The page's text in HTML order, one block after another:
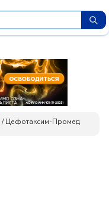
/Цефотаксим-Промед